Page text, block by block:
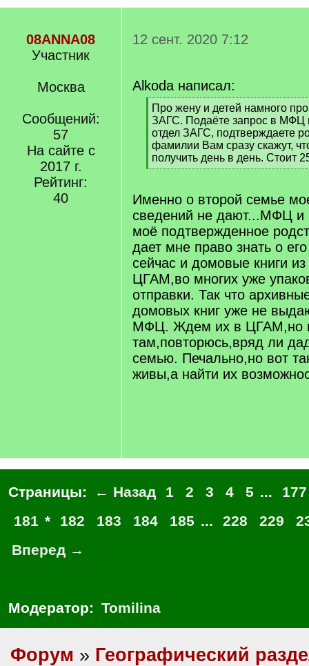
08ANNA08
Участник
Москва
Сообщений:
57
На сайте с
2017 г.
Рейтинг:
40
12 сент. 2020 7:12
Alkoda написал:
[
q
]
Про жену и детей намного
ЗАГС. Подаёте запрос в МФЦ
отдел ЗАГС, подтверждаете
фамилии Вам сразу скажут,
получить день в день. Стоит
[
q
]
Именно о второй семье
сведений не дают...МФЦ и
моё подтвержденное
дает мне право знать о
сейчас и домовые книги
ЦГАМ,во многих уже
отправки. Так что
домовых книг уже не
МФЦ. Ждем их в ЦГАМ,но
там,повторюсь,вряд ли
семью. Печально,но вот
живы,а найти их
Страницы: ← Назад 1 2 3 4 5 ...
177
181 * 182 183 184 185 ... 228 229
Вперед →
Модератор: Tomilina
Форум » Географический